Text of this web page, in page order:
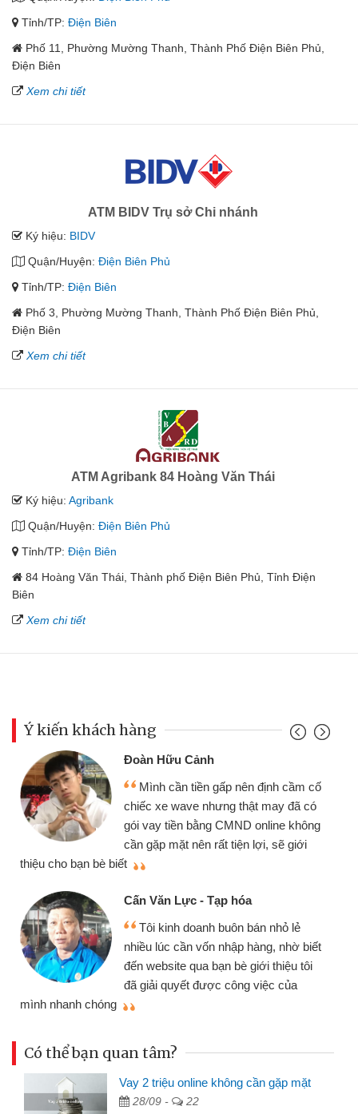
Tỉnh/TP: Điện Biên
Phố 11, Phường Mường Thanh, Thành Phố Điện Biên Phủ,
Điện Biên
Xem chi tiết
ATM BIDV Trụ sở Chi nhánh
Ký hiệu: BIDV
Quận/Huyện: Điện Biên Phủ
Tỉnh/TP: Điện Biên
Phố 3, Phường Mường Thanh, Thành Phố Điện Biên Phủ,
Điện Biên
Xem chi tiết
ATM Agribank 84 Hoàng Văn Thái
Ký hiệu: Agribank
Quận/Huyện: Điện Biên Phủ
Tỉnh/TP: Điện Biên
84 Hoàng Văn Thái, Thành phố Điện Biên Phủ, Tỉnh Điện
Biên
Xem chi tiết
Ý kiến khách hàng
Đoàn Hữu Cảnh
Mình cần tiền gấp nên định cầm cố
chiếc xe wave nhưng thật may đã có
gói vay tiền bằng CMND online không
cần gặp mặt nên rất tiện lợi, sẽ giới
thiệu cho bạn bè biết
Cấn Văn Lực - Tạp hóa
Tôi kinh doanh buôn bán nhỏ lẻ
nhiều lúc cần vốn nhập hàng, nhờ biết
đến website qua bạn bè giới thiệu tôi
đã giải quyết được công việc của
mình nhanh chóng
Có thể bạn quan tâm?
Vay 2 triệu online không cần gặp mặt
28/09 - 22